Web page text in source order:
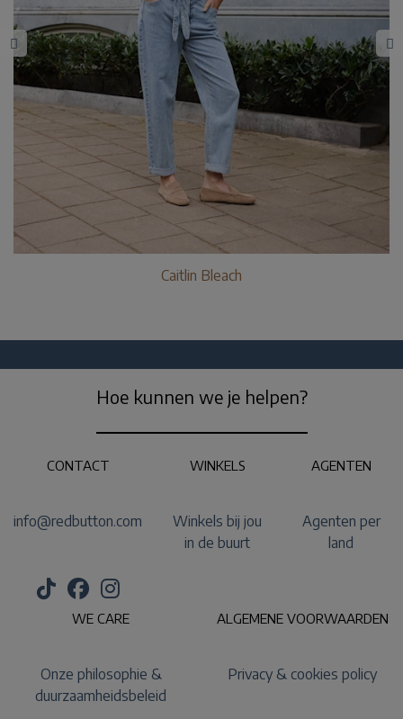
Caitlin Bleach
Hoe kunnen we je helpen?
CONTACT
info@redbutton.com
WINKELS
Winkels bij jou
in de buurt
AGENTEN
Agenten per
land
WE CARE
Onze philosophie &
duurzaamheidsbeleid
ALGEMENE VOORWAARDEN
Privacy & cookies policy